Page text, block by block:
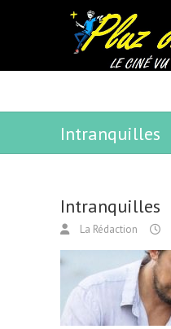
Intranquilles
Intranquilles
La Rédaction